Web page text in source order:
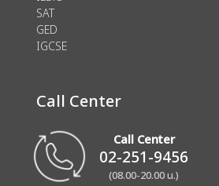
SAT
GED
IGCSE
Call Center
Call Center
02-251-9456
(08.00-20.00 น.)